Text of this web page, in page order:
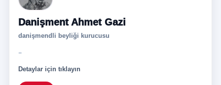
Danişment Ahmet Gazi
danişmendli beyliği kurucusu
-
Detaylar için tıklayın